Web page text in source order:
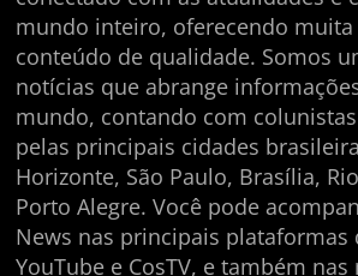
mundo inteiro, oferecendo muita
conteúdo de qualidade. Somos
notícias que abrange
mundo, contando com
pelas principais cidades
Horizonte, São Paulo, Brasília,
Porto Alegre. Você pode
News nas principais plataformas
YouTube e CosTV, e também